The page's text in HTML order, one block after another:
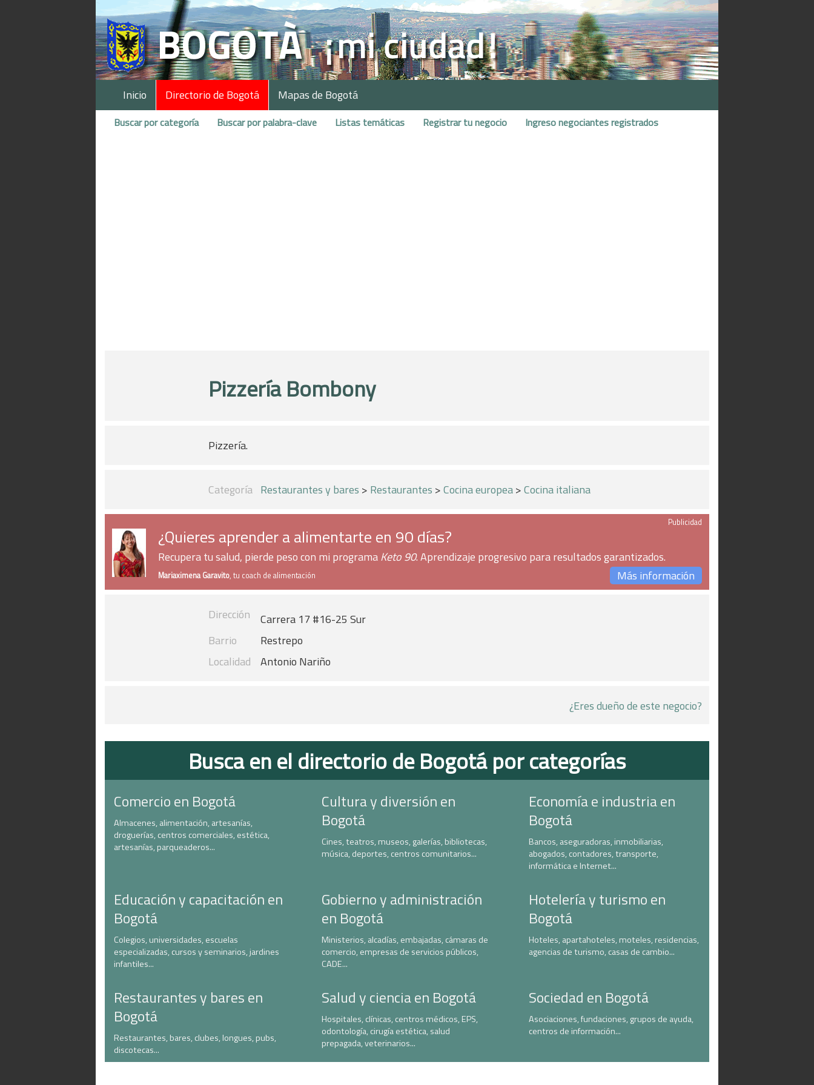
Inicio Directorio de Bogotá Mapas de Bogotá
Buscar por categoría Buscar por palabra-clave Listas temáticas Registrar tu negocio Ingreso negociantes registrados
Pizzería Bombony
Pizzería.
Categoría Restaurantes y bares > Restaurantes >Cocina europea>Cocina italiana
Publicidad
¿Quieres aprender a alimentarte en 90 días?
Recupera tu salud, pierde peso con mi programaKeto 90. Aprendizaje progresivo para resultados garantizados.
Mariaximena Garavito, tu coach de alimentación Más información
Dirección
Carrera 17 #16-25 Sur
Barrio
Restrepo
Localidad
Antonio Nariño
¿Eres dueño de este negocio?
Busca en el directorio de Bogotá por categorías
Comercio en Bogotá
Almacenes, alimentación, artesanías,
droguerías, centros comerciales, estética,
artesanías, parqueaderos...
Cultura y diversión en
Bogotá
Cines, teatros, museos, galerías, bibliotecas,
música, deportes, centros comunitarios...
Economía e industria en
Bogotá
Bancos, aseguradoras, inmobiliarias,
abogados, contadores, transporte,
informática e Internet...
Educación y capacitación en
Bogotá
Colegios, universidades, escuelas
especializadas, cursos y seminarios, jardines
infantiles...
Gobierno y administración
en Bogotá
Ministerios, alcadías, embajadas, cámaras de
comercio, empresas de servicios públicos,
CADE...
Hotelería y turismo en
Bogotá
Hoteles, apartahoteles, moteles, residencias,
agencias de turismo, casas de cambio...
Restaurantes y bares en
Bogotá
Restaurantes, bares, clubes, longues, pubs,
discotecas...
Salud y ciencia en Bogotá
Hospitales, clínicas, centros médicos, EPS,
odontología, cirugía estética, salud
prepagada, veterinarios...
Sociedad en Bogotá
Asociaciones, fundaciones, grupos de ayuda,
centros de información...